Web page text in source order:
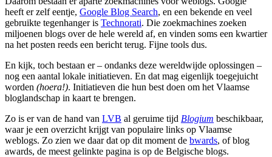
heeft er zelf eentje, Google Blog Search, en een bekende en veel
gebruikte tegenhanger is Technorati. Die zoekmachines zoeken
miljoenen blogs over de hele wereld af, en vinden soms een kwartier
na het posten reeds een bericht terug. Fijne tools dus.
En kijk, toch bestaan er – ondanks deze wereldwijde oplossingen –
nog een aantal lokale initiatieven. En dat mag eigenlijk toegejuicht
worden (hoera!). Initiatieven die hun best doen om het Vlaamse
bloglandschap in kaart te brengen.
Zo is er van de hand van LVB al geruime tijd Blogium beschikbaar,
waar je een overzicht krijgt van populaire links op Vlaamse
weblogs. Zo zien we daar dat op dit moment de bwards, of blog
awards, de meest gelinkte pagina is op de Belgische blogs.